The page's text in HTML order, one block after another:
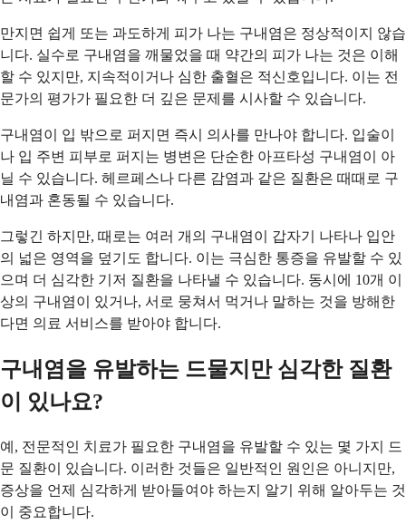
만지면 쉽게 또는 과도하게 피가 나는 구내염은 정상적이지 않습
니다. 실수로 구내염을 깨물었을 때 약간의 피가 나는 것은 이해
할 수 있지만, 지속적이거나 심한 출혈은 적신호입니다. 이는 전
문가의 평가가 필요한 더 깊은 문제를 시사할 수 있습니다.
구내염이 입 밖으로 퍼지면 즉시 의사를 만나야 합니다. 입술이
나 입 주변 피부로 퍼지는 병변은 단순한 아프타성 구내염이 아
닐 수 있습니다. 헤르페스나 다른 감염과 같은 질환은 때때로 구
내염과 혼동될 수 있습니다.
그렇긴 하지만, 때로는 여러 개의 구내염이 갑자기 나타나 입안
의 넓은 영역을 덮기도 합니다. 이는 극심한 통증을 유발할 수 있
으며 더 심각한 기저 질환을 나타낼 수 있습니다. 동시에 10개 이
상의 구내염이 있거나, 서로 뭉쳐서 먹거나 말하는 것을 방해한
다면 의료 서비스를 받아야 합니다.
구내염을 유발하는 드물지만 심각한 질환
이 있나요?
예, 전문적인 치료가 필요한 구내염을 유발할 수 있는 몇 가지 드
문 질환이 있습니다. 이러한 것들은 일반적인 원인은 아니지만,
증상을 언제 심각하게 받아들여야 하는지 알기 위해 알아두는 것
이 중요합니다.